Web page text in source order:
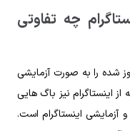
چه تفاوتی
شده را به صورت آزمایشی
اینستاگرام نیز باگ هایی
آزمایشی اینستاگرام است.